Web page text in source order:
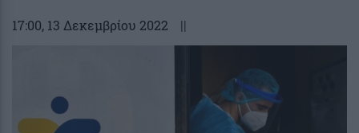
17:00, 13 Δεκεμβρίου 2022 ||